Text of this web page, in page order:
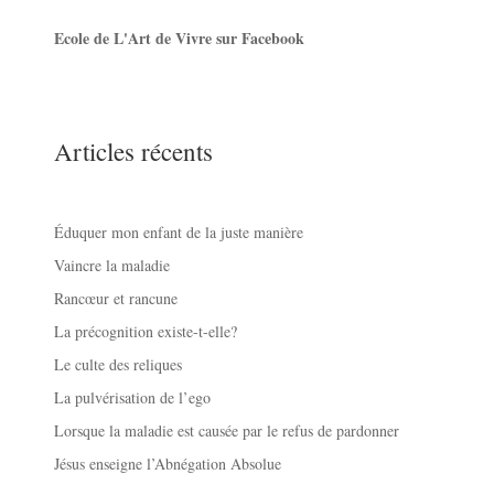
Ecole de L'Art de Vivre sur Facebook
Articles récents
Éduquer mon enfant de la juste manière
Vaincre la maladie
Rancœur et rancune
La précognition existe-t-elle?
Le culte des reliques
La pulvérisation de l’ego
Lorsque la maladie est causée par le refus de pardonner
Jésus enseigne l’Abnégation Absolue